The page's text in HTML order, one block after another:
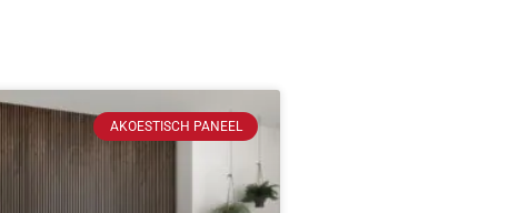
AKOESTISCH PANEEL